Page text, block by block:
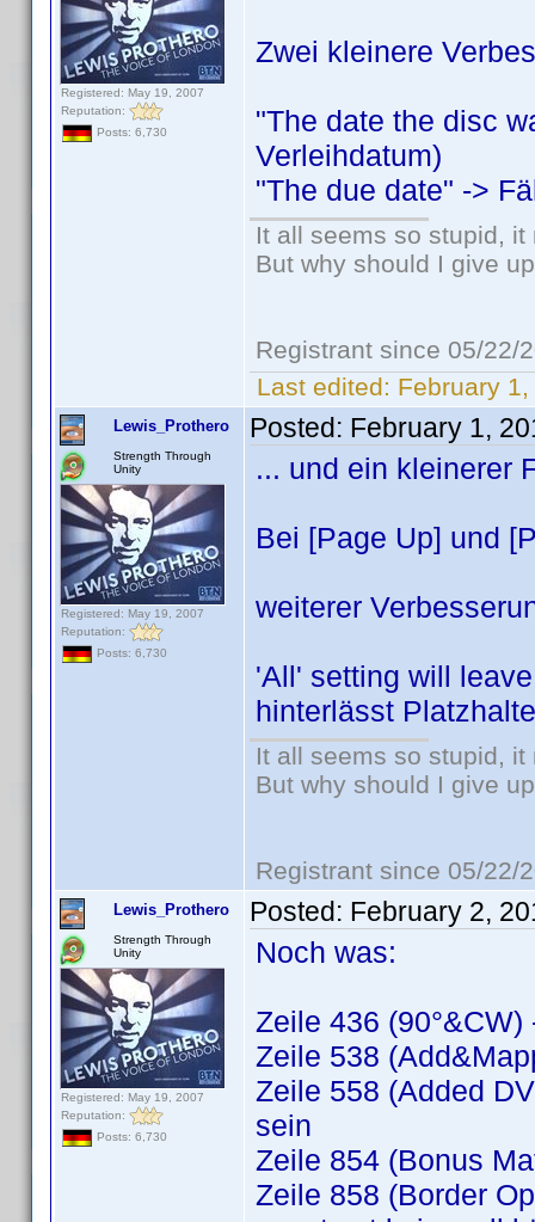
Registered: May 19, 2007
Reputation:
Posts: 6,730
Zwei kleinere
"The date the disc
Verleihdatum)
"The due date" ->
It all seems so stupid,
But why should I give
Registrant since 05/22/
Last edited: February
Lewis_Prothero
Strength Through
Unity
Registered: May 19, 2007
Reputation:
Posts: 6,730
Posted: February 1,
... und ein kleinerer
Bei [Page Up] und
weiterer
'All' setting will
hinterlässt
It all seems so stupid,
But why should I give
Registrant since 05/22/
Lewis_Prothero
Strength Through
Unity
Registered: May 19, 2007
Reputation:
Posts: 6,730
Posted: February 2,
Noch was:
Zeile 436
Zeile 538
Zeile 558 (Added
sein
Zeile 854 (Bonus
Zeile 858 (Border